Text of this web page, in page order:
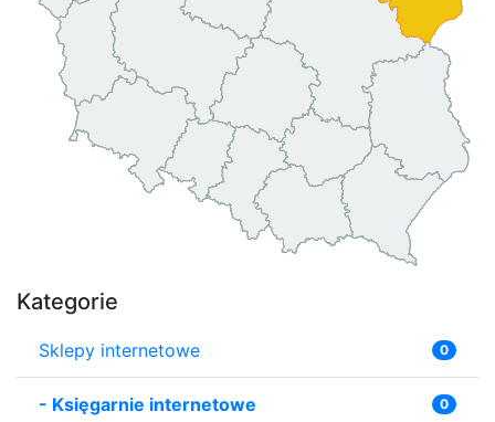
Kategorie
Sklepy internetowe 0
- Księgarnie internetowe 0